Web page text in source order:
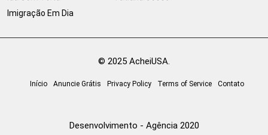
Imigração Em Dia
© 2025 AcheiUSA.
Início Anuncie Grátis Privacy Policy Terms of Service Contato
Desenvolvimento - Agência 2020